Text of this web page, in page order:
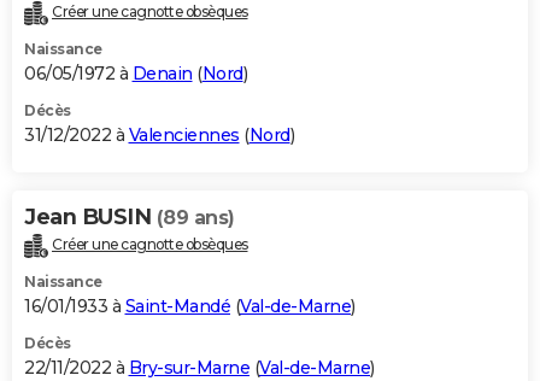
Créer une cagnotte obsèques
Naissance
06/05/1972 à Denain (Nord)
Décès
31/12/2022 à Valenciennes (Nord)
Jean BUSIN (89 ans)
Créer une cagnotte obsèques
Naissance
16/01/1933 à Saint-Mandé (Val-de-Marne)
Décès
22/11/2022 à Bry-sur-Marne (Val-de-Marne)